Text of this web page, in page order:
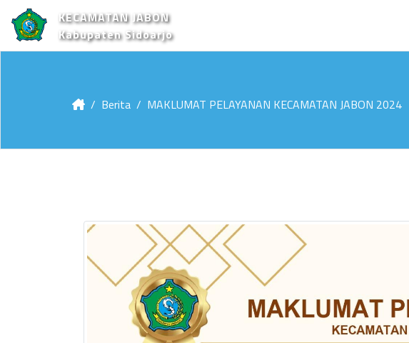
KECAMATAN JABON
Kabupaten Sidoarjo
Berita MAKLUMAT PELAYANAN KECAMATAN JABON 2024